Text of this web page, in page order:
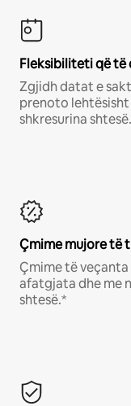
Fleksibiliteti që të
Zgjidh datat e
prenoto lehtësisht
shkresurina
Çmime mujore të
Çmime të
afatgjata dhe me
shtesë.*